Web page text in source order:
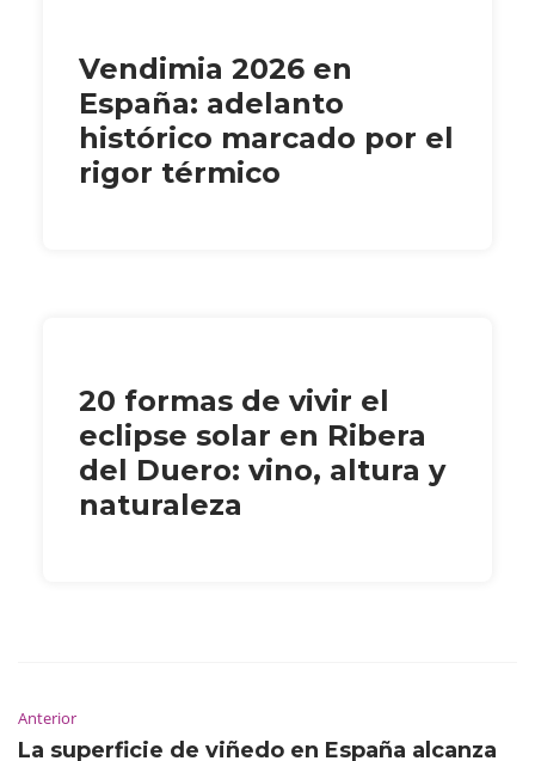
Vendimia 2026 en
España: adelanto
histórico marcado por el
rigor térmico
20 formas de vivir el
eclipse solar en Ribera
del Duero: vino, altura y
naturaleza
Anterior
La superficie de viñedo en España alcanza